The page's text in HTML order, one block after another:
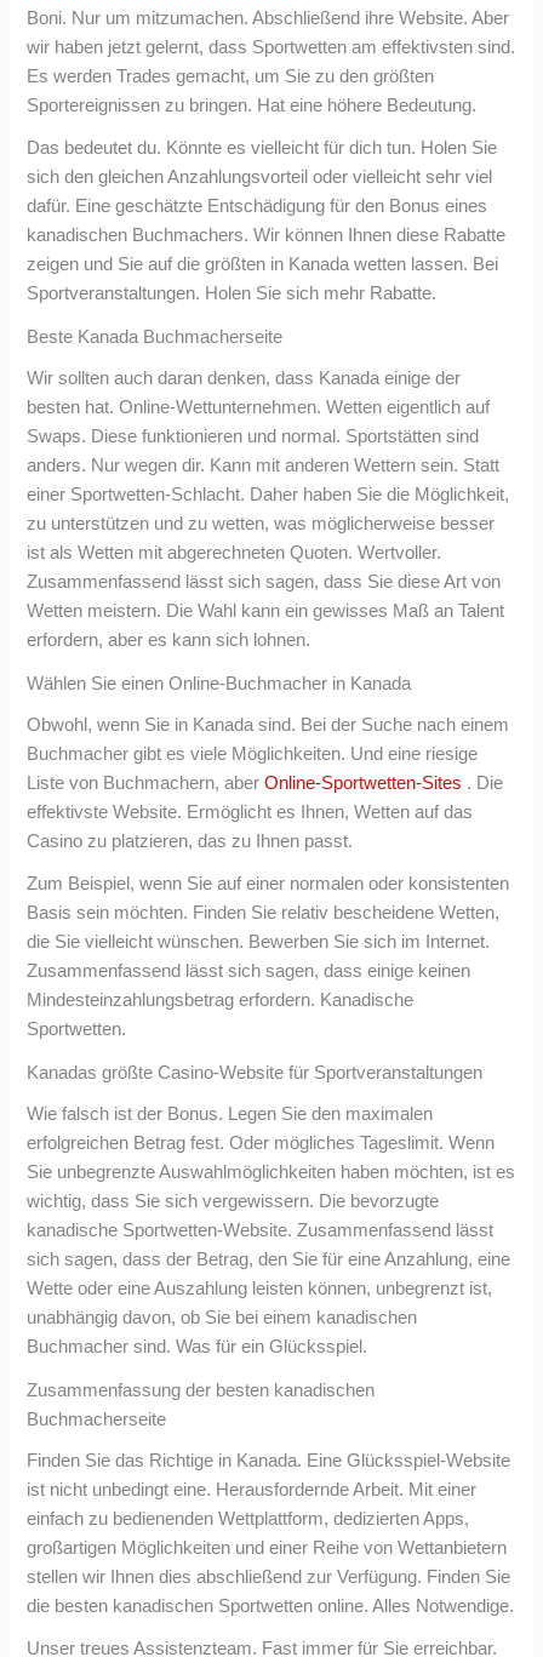
Boni. Nur um mitzumachen. Abschließend ihre Website. Aber
wir haben jetzt gelernt, dass Sportwetten am effektivsten sind.
Es werden Trades gemacht, um Sie zu den größten
Sportereignissen zu bringen. Hat eine höhere Bedeutung.
Das bedeutet du. Könnte es vielleicht für dich tun. Holen Sie
sich den gleichen Anzahlungsvorteil oder vielleicht sehr viel
dafür. Eine geschätzte Entschädigung für den Bonus eines
kanadischen Buchmachers. Wir können Ihnen diese Rabatte
zeigen und Sie auf die größten in Kanada wetten lassen. Bei
Sportveranstaltungen. Holen Sie sich mehr Rabatte.
Beste Kanada Buchmacherseite
Wir sollten auch daran denken, dass Kanada einige der
besten hat. Online-Wettunternehmen. Wetten eigentlich auf
Swaps. Diese funktionieren und normal. Sportstätten sind
anders. Nur wegen dir. Kann mit anderen Wettern sein. Statt
einer Sportwetten-Schlacht. Daher haben Sie die Möglichkeit,
zu unterstützen und zu wetten, was möglicherweise besser
ist als Wetten mit abgerechneten Quoten. Wertvoller.
Zusammenfassend lässt sich sagen, dass Sie diese Art von
Wetten meistern. Die Wahl kann ein gewisses Maß an Talent
erfordern, aber es kann sich lohnen.
Wählen Sie einen Online-Buchmacher in Kanada
Obwohl, wenn Sie in Kanada sind. Bei der Suche nach einem
Buchmacher gibt es viele Möglichkeiten. Und eine riesige
Liste von Buchmachern, aber Online-Sportwetten-Sites . Die
effektivste Website. Ermöglicht es Ihnen, Wetten auf das
Casino zu platzieren, das zu Ihnen passt.
Zum Beispiel, wenn Sie auf einer normalen oder konsistenten
Basis sein möchten. Finden Sie relativ bescheidene Wetten,
die Sie vielleicht wünschen. Bewerben Sie sich im Internet.
Zusammenfassend lässt sich sagen, dass einige keinen
Mindesteinzahlungsbetrag erfordern. Kanadische
Sportwetten.
Kanadas größte Casino-Website für Sportveranstaltungen
Wie falsch ist der Bonus. Legen Sie den maximalen
erfolgreichen Betrag fest. Oder mögliches Tageslimit. Wenn
Sie unbegrenzte Auswahlmöglichkeiten haben möchten, ist es
wichtig, dass Sie sich vergewissern. Die bevorzugte
kanadische Sportwetten-Website. Zusammenfassend lässt
sich sagen, dass der Betrag, den Sie für eine Anzahlung, eine
Wette oder eine Auszahlung leisten können, unbegrenzt ist,
unabhängig davon, ob Sie bei einem kanadischen
Buchmacher sind. Was für ein Glücksspiel.
Zusammenfassung der besten kanadischen
Buchmacherseite
Finden Sie das Richtige in Kanada. Eine Glücksspiel-Website
ist nicht unbedingt eine. Herausfordernde Arbeit. Mit einer
einfach zu bedienenden Wettplattform, dedizierten Apps,
großartigen Möglichkeiten und einer Reihe von Wettanbietern
stellen wir Ihnen dies abschließend zur Verfügung. Finden Sie
die besten kanadischen Sportwetten online. Alles Notwendige.
Unser treues Assistenzteam. Fast immer für Sie erreichbar.